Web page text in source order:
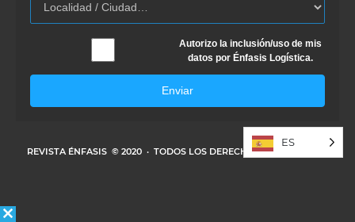
Autorizo la inclusión/uso de mis
datos por Énfasis Logística.
Enviar
REVISTA ÉNFASIS © 2020 · TODOS LOS DERECHOS RESERVADOS
ES